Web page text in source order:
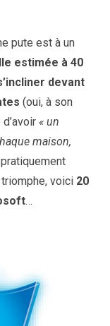
pute est à un
estimée à 40
devant
(oui, à son
« un
maison,
voici 20
…